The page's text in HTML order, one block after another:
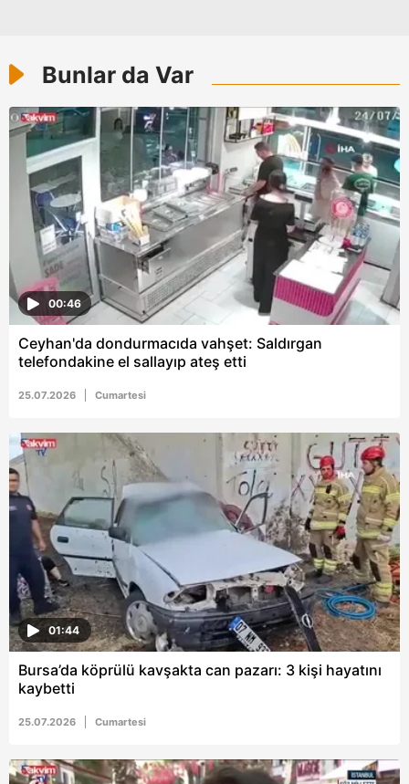
sınırlı olarak açık rızanız dahilinde kullanılacaktır.
Çerezlere ilişkin tercihlerinizi aşağıda yer alan panel
vasıtasıyla belirleyebilirsiniz. Çerezlere ilişkin detaylı bilgi
için Ayarlar butonuna tıklayabilir,Çerez Bilgilendirme
Metnimizi ziyaret edebilirsiniz.
6698 sayılı Kişisel Verilerin Korunması Kanunu uyarınca
hazırlanmış Aydınlatma Metnimizi okumak ve sitemizde
ilgili mevzuata uygun olarak kullanılan çerezlerle ilgili bilgi
almak için lütfen tıklayınız.
Bunlar da Var
00:46
Ceyhan'da dondurmacıda vahşet: Saldırgan
telefondakine el sallayıp ateş etti
25.07.2026 Cumartesi
01:44
Bursa’da köprülü kavşakta can pazarı: 3 kişi hayatını
kaybetti
25.07.2026 Cumartesi